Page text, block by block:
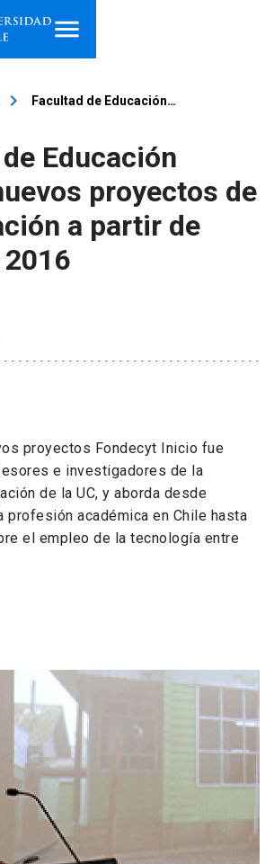
e
keyboard_arrow_down
launch
launch
keyboard_arrow_right Facultad de Educación…
Educación
proyectos de
a partir de
proyectos Fondecyt Inicio fue
e investigadores de la
de la UC, y aborda desde
académica en Chile hasta
el empleo de la tecnología entre